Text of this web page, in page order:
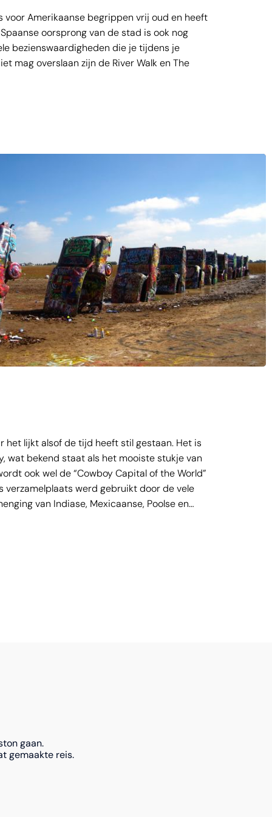
voor Amerikaanse begrippen vrij oud en heeft
oorsprong van de stad is ook nog
bezienswaardigheden die je tijdens je
mag overslaan zijn de River Walk en The
het lijkt alsof de tijd heeft stil gestaan. Het is
wat bekend staat als het mooiste stukje van
ook wel de “Cowboy Capital of the World”
werd gebruikt door de vele
van Indiase, Mexicaanse, Poolse en
gaan.
gemaakte reis.